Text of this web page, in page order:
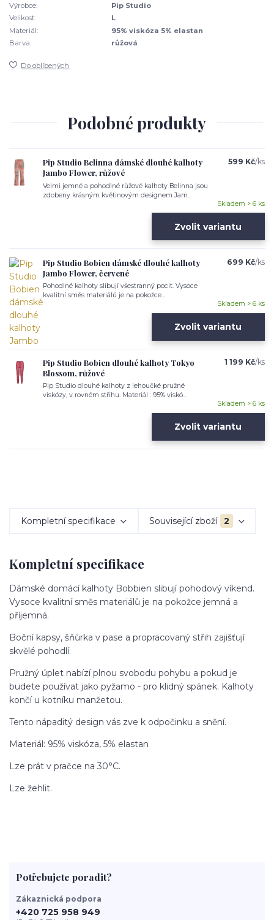
Výrobce:
Pip Studio
Velikost:
L
Materiál:
95% viskóza 5% elastan
Barva:
růžová
Do oblíbených
Podobné produkty
Pip Studio Belinna dámské dlouhé kalhoty
Jambo Flower, růžové
Velmi jemné a pohodlné růžové kalhoty Belinna jsou
zdobeny krásným květinovým designem Jam...
599 Kč/ks
Skladem > 6 ks
Zvolit variantu
Pip Studio Bobien dámské dlouhé kalhoty
Jambo Flower, červené
Pohodlné kalhoty slibují všestranný pocit. Vysoce
kvalitní směs materiálů je na pokožce...
699 Kč/ks
Skladem > 6 ks
Zvolit variantu
Pip Studio Bobien dlouhé kalhoty Tokyo
Blossom, růžové
Pip Studio dlouhé kalhoty z lehoučké pružné
viskózy, v rovném střihu. Materiál : 95% viskó...
1 199 Kč/ks
Skladem > 6 ks
Zvolit variantu
Kompletní specifikace Související zboží 2
Kompletní specifikace
Dámské domácí kalhoty Bobbien slibují pohodový víkend.
Vysoce kvalitní směs materiálů je na pokožce jemná a
příjemná.
Boční kapsy, šňůrka v pase a propracovaný střih zajišťují
skvělé pohodlí.
Pružný úplet nabízí plnou svobodu pohybu a pokud je
budete používat jako pyžamo - pro klidný spánek. Kalhoty
končí u kotníku manžetou.
Tento nápaditý design vás zve k odpočinku a snění.
Materiál: 95% viskóza, 5% elastan
Lze prát v pračce na 30°C.
Lze žehlit.
Potřebujete poradit?
Zákaznická podpora
+420 725 958 949